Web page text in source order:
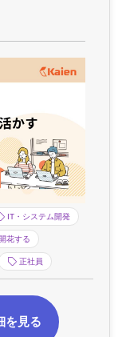
IT・システム開発
花する
正社員
を見る